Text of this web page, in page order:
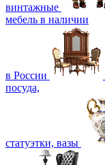
винтажные
мебель в наличии
в России
посуда,
статуэтки, вазы